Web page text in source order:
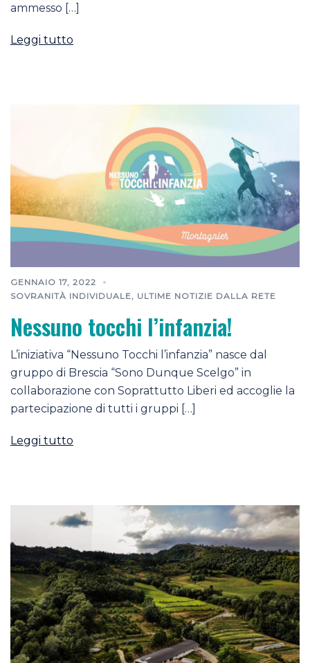
ammesso […]
Leggi tutto
GENNAIO 17, 2022
SOVRANITÀ INDIVIDUALE, ULTIME NOTIZIE DALLA RETE
Nessuno tocchi l’infanzia!
L’iniziativa “Nessuno Tocchi l’infanzia” nasce dal
gruppo di Brescia “Sono Dunque Scelgo” in
collaborazione con Soprattutto Liberi ed accoglie la
partecipazione di tutti i gruppi […]
Leggi tutto